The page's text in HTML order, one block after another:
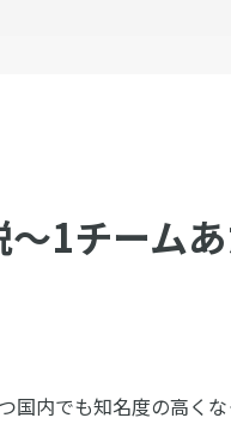
1チーム
国内でも知名度の高くな